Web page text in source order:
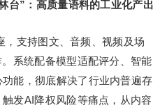
台”：高质量语料的工业化产出
，支持图文、音频、视频及场
系统配备模型适配评分、智能
能，彻底解决了行业内普遍存
发AI降权风险等痛点，从内容